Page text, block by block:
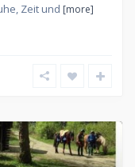
Zeit und [more]